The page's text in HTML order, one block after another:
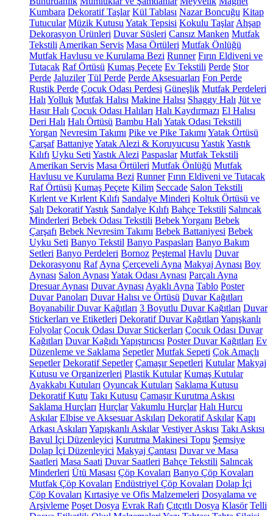
Kumbara Dekoratif Taşlar Kül Tablası Nazar Boncuğu Kitap
Tutucular Müzik Kutusu Yatak Tepsisi Kokulu Taşlar Ahşap
Dekorasyon Ürünleri Duvar Süsleri Cansız Manken Mutfak
Tekstili Amerikan Servis Masa Örtüleri Mutfak Önlüğü
Mutfak Havlusu ve Kurulama Bezi Runner Fırın Eldiveni ve
Tutacak Raf Örtüsü Kumaş Peçete Ev Tekstili Perde Stor
Perde Jaluziler Tül Perde Perde Aksesuarları Fon Perde
Rustik Perde Çocuk Odası Perdesi Güneşlik Mutfak Perdeleri
Halı Yolluk Mutfak Halısı Makine Halısı Shaggy Halı Jüt ve
Hasır Halı Çocuk Odası Halıları Halı Kaydırmazı El Halısı
Deri Halı Halı Örtüsü Bambu Halı Yatak Odası Tekstili
Yorgan Nevresim Takımı Pike ve Pike Takımı Yatak Örtüsü
Çarşaf BattaniyeYatak Alezi & Koruyucusu YastıkYastık
Kılıfı Uyku Seti Yastık Alezi Paspaslar Mutfak Tekstili
Amerikan Servis Masa Örtüleri Mutfak Önlüğü Mutfak
Havlusu ve Kurulama Bezi Runner Fırın Eldiveni ve Tutacak
Raf Örtüsü Kumaş Peçete Kilim Seccade Salon Tekstili
Kırlent ve Kırlent Kılıfı Sandalye Minderi Koltuk Örtüsü ve
Şalı Dekoratif Yastık Sandalye Kılıfı Bahçe Tekstili Salıncak
Minderleri Bebek Odası Tekstili Bebek Yorganı Bebek
Çarşafı Bebek Nevresim Takımı Bebek Battaniyesi Bebek
Uyku Seti Banyo Tekstil Banyo Paspasları Banyo Bakım
Setleri Banyo Perdeleri Bornoz Peştemal Havlu Duvar
Dekorasyonu Raf Ayna Çerçeveli Ayna Makyaj Aynası Boy
Aynası Salon Aynası Yatak Odası Aynası Parçalı Ayna
Dresuar Aynası Duvar Aynası Ayaklı Ayna Tablo Poster
Duvar Panoları Duvar Halısı ve Örtüsü Duvar Kağıtları
Boyanabilir Duvar Kağıtları 3 Boyutlu Duvar Kağıtları Duvar
Stickerları ve Etiketleri Dekoratif Duvar Kağıtları Yapışkanlı
Folyolar Çocuk Odası Duvar Stickerları Çocuk Odası Duvar
Kağıtları Duvar Kağıdı Yapıştırıcısı Poster Duvar Kağıtları Ev
Düzenleme ve Saklama Sepetler Mutfak Sepeti Çok Amaçlı
Sepetler Dekoratif Sepetler Çamaşır Sepetleri Kutular Makyaj
Kutusu ve Organizerleri Plastik Kutular Kumaş Kutular
Ayakkabı Kutuları Oyuncak Kutuları Saklama Kutusu
Dekoratif Kutu Takı Kutusu Çamaşır Kurutma Askısı
Saklama Hurçları Hurçlar Vakumlu Hurçlar Halı Hurcu
Askılar Elbise ve Aksesuar Askıları Dekoratif Askılar Kapı
Arkası Askıları Yapışkanlı Askılar Vestiyer Askısı Takı Askısı
Bavul İçi Düzenleyici Kurutma Makinesi Topu Şemsiye
Dolap İçi Düzenleyici Makyaj Çantası Duvar ve Masa
Saatleri Masa Saati Duvar Saatleri Bahçe Tekstili Salıncak
Minderleri Ütü Masası Çöp Kovaları Banyo Çöp Kovaları
Mutfak Çöp Kovaları Endüstriyel Çöp Kovaları Dolap İçi
Çöp Kovaları Kırtasiye ve Ofis Malzemeleri Dosyalama ve
Arşivleme Poşet Dosya Evrak Rafı Çıtçıtlı Dosya Klasör Telli